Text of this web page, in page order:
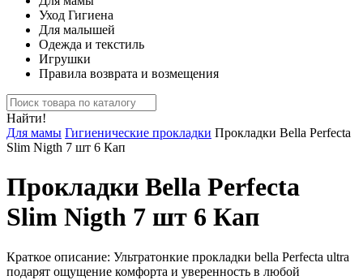
Уход Гигиена
Для малышей
Одежда и текстиль
Игрушки
Правила возврата и возмещения
Найти!
Для мамы Гигиенические прокладки Прокладки Bella Perfecta
Slim Nigth 7 шт 6 Кап
Прокладки Bella Perfecta
Slim Nigth 7 шт 6 Кап
Краткое описание: Ультратонкие прокладки bella Perfecta ultra
подарят ощущение комфорта и уверенность в любой